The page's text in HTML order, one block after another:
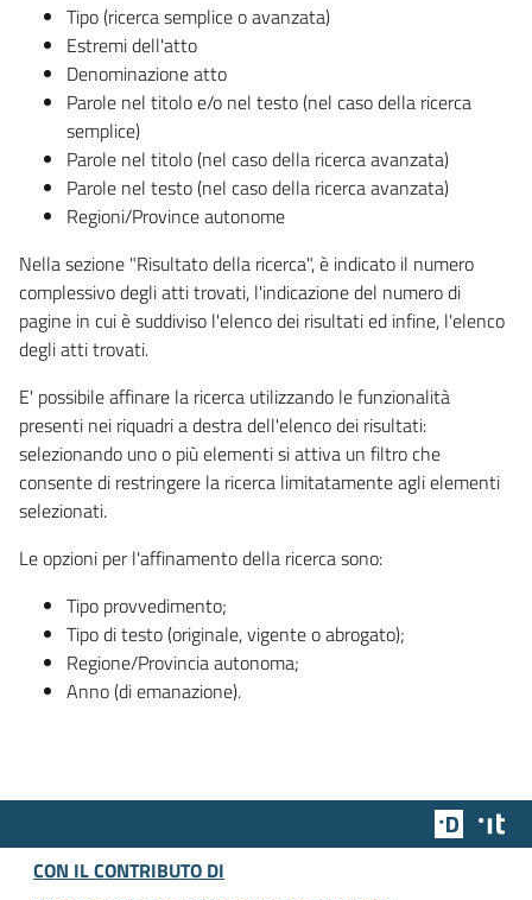
Tipo (ricerca semplice o avanzata)
Estremi dell'atto
Denominazione atto
Parole nel titolo e/o nel testo (nel caso della ricerca
semplice)
Parole nel titolo (nel caso della ricerca avanzata)
Parole nel testo (nel caso della ricerca avanzata)
Regioni/Province autonome
Nella sezione "Risultato della ricerca", è indicato il numero
complessivo degli atti trovati, l'indicazione del numero di
pagine in cui è suddiviso l'elenco dei risultati ed infine, l'elenco
degli atti trovati.
E' possibile affinare la ricerca utilizzando le funzionalità
presenti nei riquadri a destra dell'elenco dei risultati:
selezionando uno o più elementi si attiva un filtro che
consente di restringere la ricerca limitatamente agli elementi
selezionati.
Le opzioni per l'affinamento della ricerca sono:
Tipo provvedimento;
Tipo di testo (originale, vigente o abrogato);
Regione/Provincia autonoma;
Anno (di emanazione).
Team
CON IL CONTRIBUTO DI